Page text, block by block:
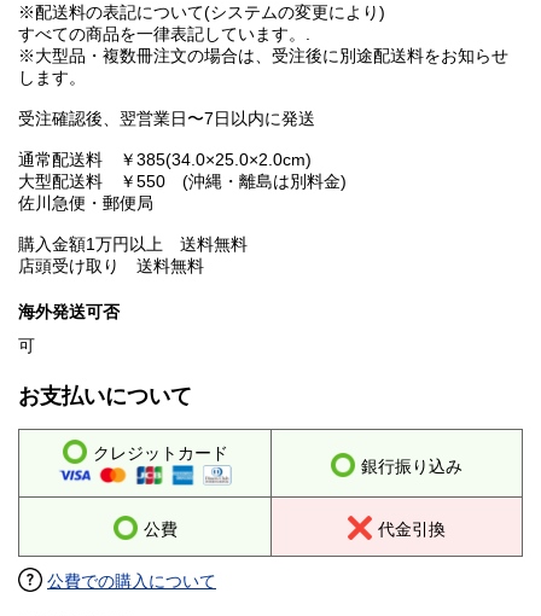
※配送料の表記について(システムの変更により)
すべての商品を一律表記しています。.
※大型品・複数冊注文の場合は、受注後に別途配送料をお知らせ
します。
受注確認後、翌営業日〜7日以内に発送
通常配送料 ￥385(34.0×25.0×2.0cm)
大型配送料 ￥550 (沖縄・離島は別料金)
佐川急便・郵便局
購入金額1万円以上 送料無料
店頭受け取り 送料無料
海外発送可否
可
お支払いについて
クレジットカード
銀行振り込み
公費 代金引換
公費での購入について